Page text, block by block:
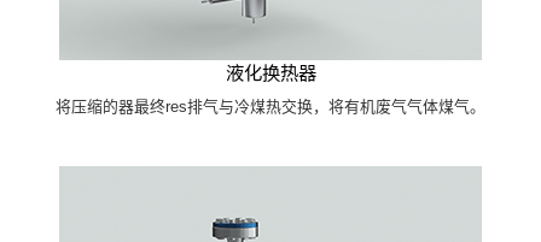
液化换热器
将压缩的器最终res排气与冷煤热交换，将有机废气气体煤气。